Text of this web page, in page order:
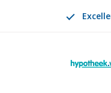
CHANGER